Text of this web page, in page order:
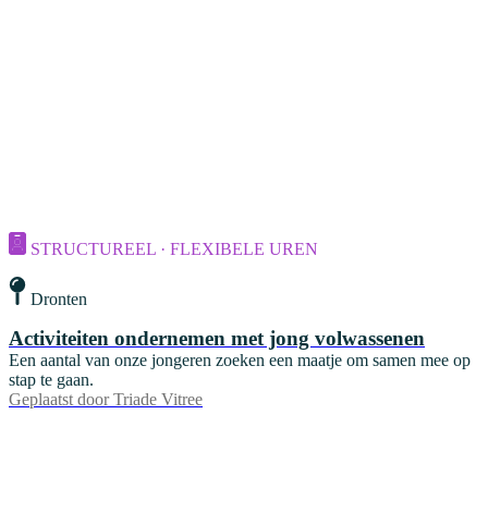
STRUCTUREEL · FLEXIBELE UREN
Dronten
Activiteiten ondernemen met jong volwassenen
Een aantal van onze jongeren zoeken een maatje om samen mee op
stap te gaan.
Geplaatst door Triade Vitree